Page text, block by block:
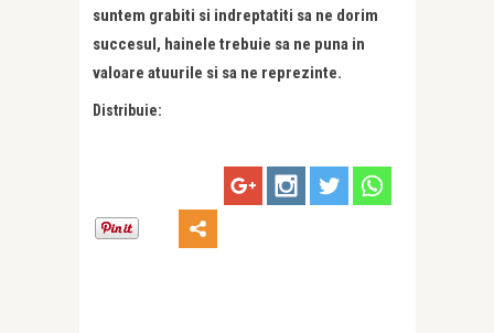
suntem grabiti si indreptatiti sa ne dorim
succesul, hainele trebuie sa ne puna in
valoare atuurile si sa ne reprezinte.
Distribuie: